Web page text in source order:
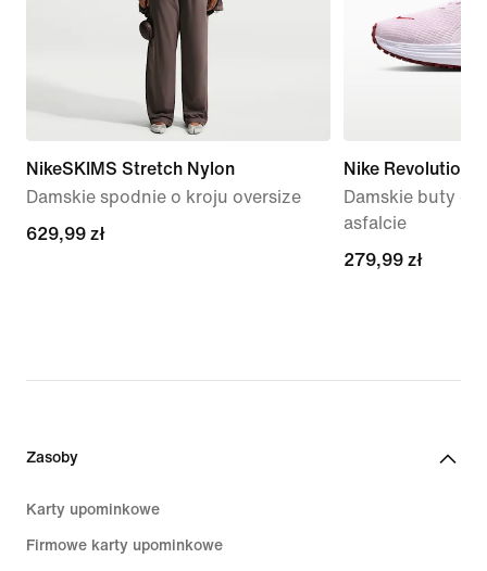
NikeSKIMS Stretch Nylon
Damskie spodnie o kroju oversize
629,99 zł
629,99 zł
Nike Revolution 8
Damskie buty
asfalcie
279,99 zł
279,99 zł
Zasoby
Karty upominkowe
Firmowe karty upominkowe